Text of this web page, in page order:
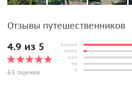
Отзывы путешественников
4.9 из 5
63 оценки